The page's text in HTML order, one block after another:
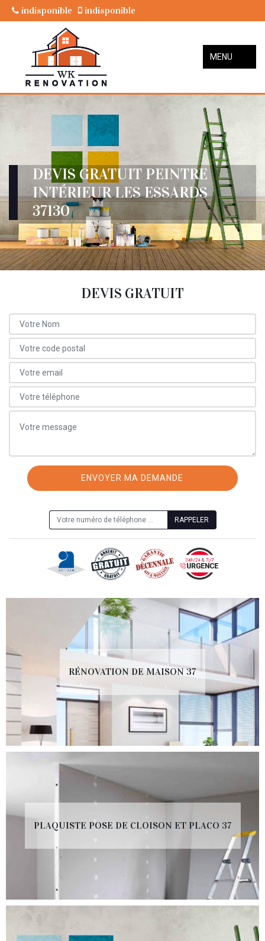
indisponible indisponible
MENU
DEVIS GRATUIT PEINTRE
INTÉRIEUR LES ESSARDS
37130
DEVIS GRATUIT
RÉNOVATION DE MAISON 37
PLAQUISTE POSE DE CLOISON ET PLACO 37